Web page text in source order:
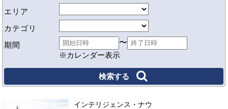
エリア
カテゴリ
期間
〜
※カレンダー表示
インテリジェンス・ナウ